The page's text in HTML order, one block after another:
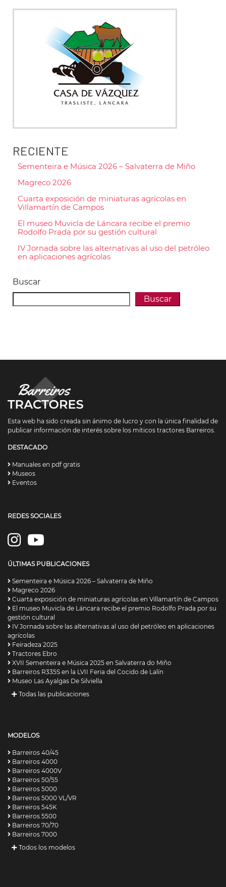
RECIENTE
Sementeira e Música 2026 – Salvaterra de Miño
Magreco 2026
Cuarta exposición de miniaturas agrícolas en
Villamartín de Campos
El museo Muvicla de Láncara recibe el premio
Rodolfo Prada por su gestión cultural
IV Jornada sobre las alternativas al uso del petróleo
en aplicaciones agrícolas
Buscar
Buscar
Esta web ha sido creada sin ánimo de lucro y con la única finalidad de
publicar información de interés sobre los míticos tractores Barreiros.
DESTACADO
Manuales en pdf gratis
Museos
Eventos
REDES SOCIALES
ÚLTIMAS PUBLICACIONES
Sementeira e Música 2026 – Salvaterra de Miño
Magreco 2026
Cuarta exposición de miniaturas agrícolas en Villamartín de Campos
El museo Muvicla de Láncara recibe el premio Rodolfo Prada por su
gestión cultural
IV Jornada sobre las alternativas al uso del petróleo en aplicaciones
agrícolas
Feiradeza 2025
Tractores Ebro
XVII Sementeira e Música 2025 en Salvaterra do Miño
Barreiros R335S en la LVII Feria del Cocido de Lalín
Museo Las Ayalgas De Silviella
Todas las publicaciones
MODELOS
Barreiros 40/45
Barreiros 4000
Barreiros 4000V
Barreiros 50/55
Barreiros 5000
Barreiros 5000 VL/VR
Barreiros 545K
Barreiros 5500
Barreiros 70/70
Barreiros 7000
Todos los modelos